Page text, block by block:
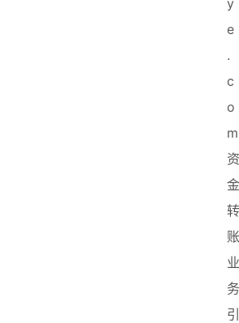
y
e
.
c
o
m
资
金
转
账
业
务
引